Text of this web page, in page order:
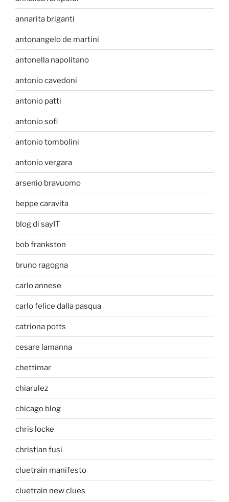
annarita briganti
antonangelo de martini
antonella napolitano
antonio cavedoni
antonio patti
antonio sofi
antonio tombolini
antonio vergara
arsenio bravuomo
beppe caravita
blog di sayIT
bob frankston
bruno ragogna
carlo annese
carlo felice dalla pasqua
catriona potts
cesare lamanna
chettimar
chiarulez
chicago blog
chris locke
christian fusi
cluetrain manifesto
cluetrain new clues